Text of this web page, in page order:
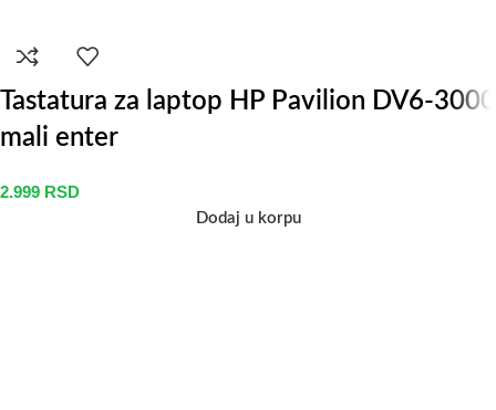
Tastatura za laptop HP Pavilion DV6-3000
mali enter
2.999 RSD
Dodaj u korpu